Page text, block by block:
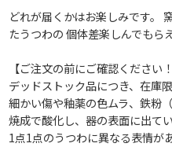
どれが届くかはお楽しみです。
たうつわの 個体差楽しんでもら
【ご注文の前にご確認ください！
デッドストック品につき、在庫限
細かい傷や釉薬の色ムラ、鉄粉
焼成で酸化し、器の表面に出て
1点1点のうつわに異なる表情が